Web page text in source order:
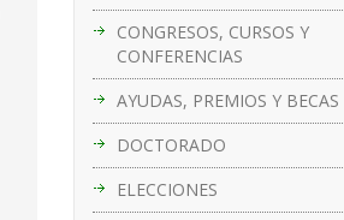
CONGRESOS, CURSOS Y
CONFERENCIAS
AYUDAS, PREMIOS Y BECAS
DOCTORADO
ELECCIONES